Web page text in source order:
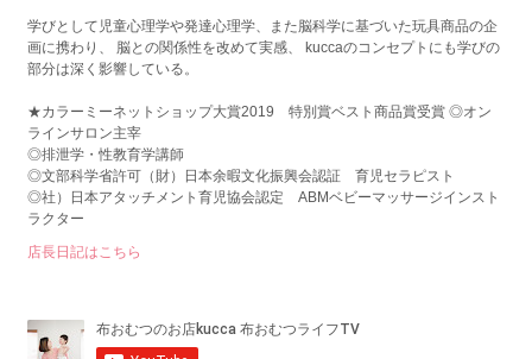
学びとして児童心理学や発達心理学、また脳科学に基づいた玩具商品の企
画に携わり、 脳との関係性を改めて実感、 kuccaのコンセプトにも学びの
部分は深く影響している。
★カラーミーネットショップ大賞2019 特別賞ベスト商品賞受賞 ◎オン
ラインサロン主宰
◎排泄学・性教育学講師
◎文部科学省許可（財）日本余暇文化振興会認証 育児セラピスト
◎社）日本アタッチメント育児協会認定 ABMベビーマッサージインスト
ラクター
店長日記はこちら